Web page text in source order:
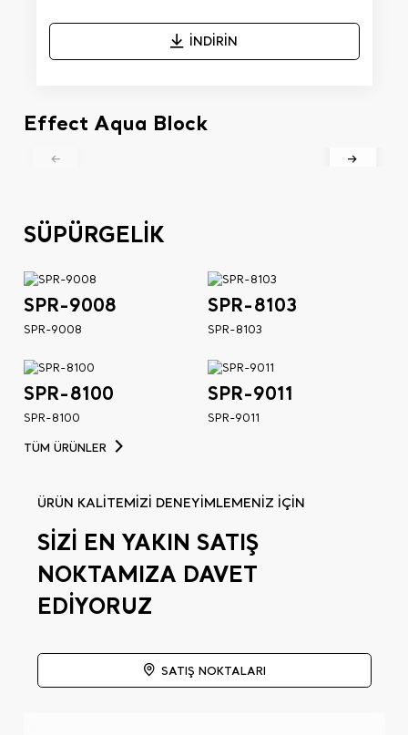
İNDİRİN
Effect Aqua Block
SÜPÜRGELİK
SPR-9008
SPR-9008
SPR-8103
SPR-8103
SPR-8100
SPR-8100
SPR-9011
SPR-9011
TÜM ÜRÜNLER
ÜRÜN KALİTEMİZİ DENEYİMLEMENİZ İÇİN
SİZİ EN YAKIN SATIŞ
NOKTAMIZA DAVET
EDİYORUZ
SATIŞ NOKTALARI